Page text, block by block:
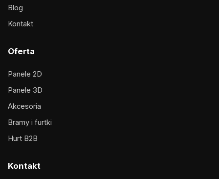
Blog
Kontakt
Oferta
Panele 2D
Panele 3D
Akcesoria
Bramy i furtki
Hurt B2B
Kontakt